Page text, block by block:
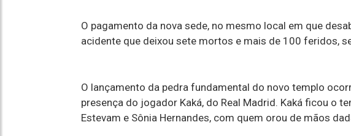
O pagamento da nova sede, no mesmo local em que
acidente que deixou sete mortos e mais de 100 feridos,
O lançamento da pedra fundamental do novo templo
presença do jogador Kaká, do Real Madrid. Kaká ficou o
Estevam e Sônia Hernandes, com quem orou de mãos